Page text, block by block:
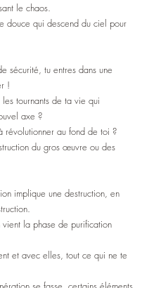
le chaos.
douce qui descend du ciel pour
sécurité, tu entres dans une
!
tournants de ta vie qui
axe ?
révolutionner au fond de toi ?
du gros œuvre ou des
implique une destruction, en
la phase de purification
et avec elles, tout ce qui ne te